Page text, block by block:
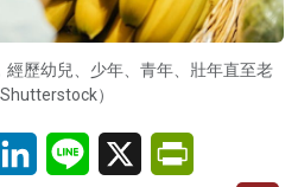
經歷幼兒、少年、青年、壯年直至老
）
LinkedInLine X